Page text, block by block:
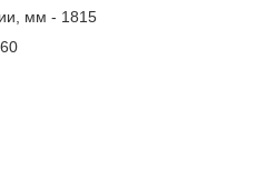
мм - 1815